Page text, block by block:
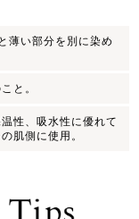
薄い部分を別に染め
と。
性、吸水性に優れて
肌側に使用。